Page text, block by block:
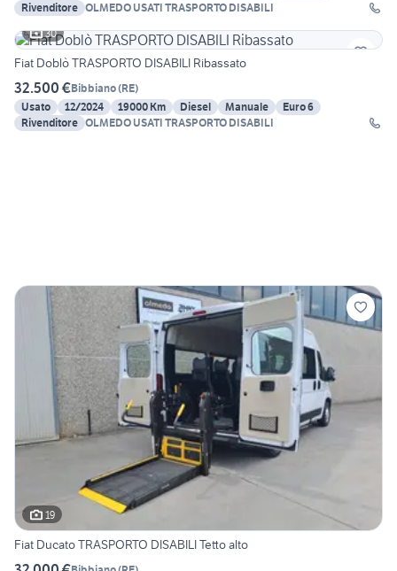
Rivenditore OLMEDO USATI TRASPORTO DISABILI
30
Fiat Doblò TRASPORTO DISABILI Ribassato
32.500 €Bibbiano(RE)
Usato
12/2024 19000 Km Diesel Manuale
Euro 6
Rivenditore OLMEDO USATI TRASPORTO DISABILI
19
Fiat Ducato TRASPORTO DISABILI Tetto alto